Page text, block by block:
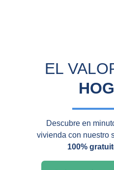
EL
Descubre en
vivienda con nuestro
100%